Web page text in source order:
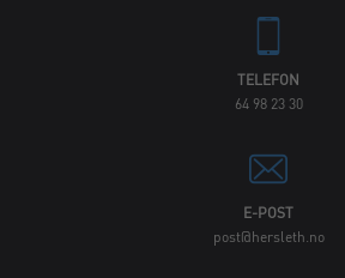
TELEFON
64 98 23 30
E-POST
post@hersleth.no